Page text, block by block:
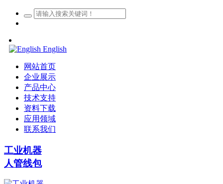
English
网站首页
企业展示
产品中心
技术支持
资料下载
应用领域
联系我们
工业机器
人管线包